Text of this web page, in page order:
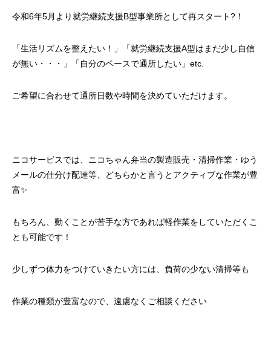
令和6年5月より就労継続支援B型事業所として再スタート?！
「生活リズムを整えたい！」「就労継続支援A型はまだ少し自信
が無い・・・」「自分のペースで通所したい」etc.
ご希望に合わせて通所日数や時間を決めていただけます。
ニコサービスでは、ニコちゃん弁当の製造販売・清掃作業・ゆう
メールの仕分け配達等、どちらかと言うとアクティブな作業が豊
富✨
もちろん、動くことが苦手な方であれば軽作業をしていただくこ
とも可能です！
少しずつ体力をつけていきたい方には、負荷の少ない清掃等も
作業の種類が豊富なので、遠慮なくご相談ください